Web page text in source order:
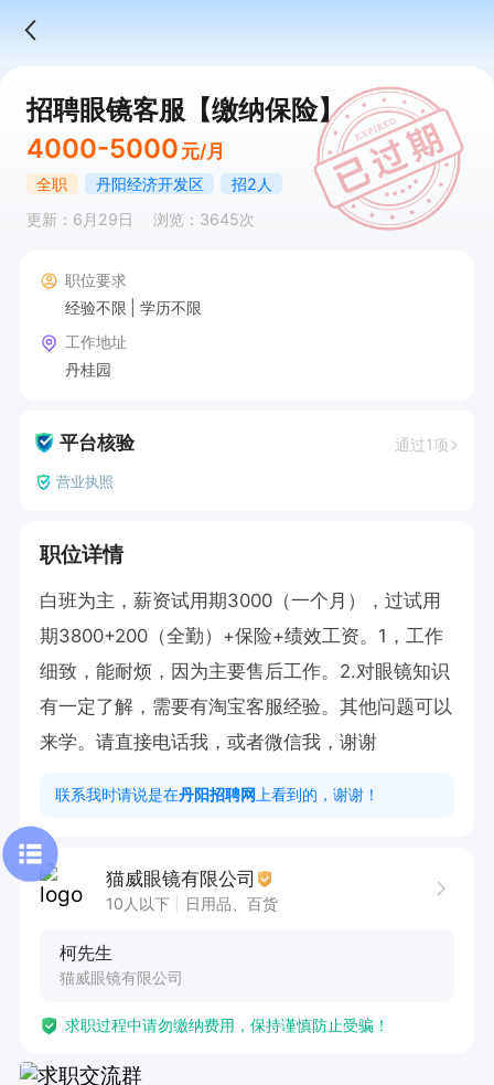
招聘眼镜客服【缴纳保险】
4000-5000 元/月
全职 丹阳经济开发区
招2人
更新：6月29日
浏览：3645次
职位要求
经验不限
学历不限
工作地址
丹桂园
平台核验 通过1项
营业执照
职位详情
白班为主，薪资试用期3000（一个月），过试用
期3800+200（全勤）+保险+绩效工资。1，工作
细致，能耐烦，因为主要售后工作。2.对眼镜知识
有一定了解，需要有淘宝客服经验。其他问题可以
来学。请直接电话我，或者微信我，谢谢
联系我时请说是在丹阳招聘网 上看到的，谢谢！
猫威眼镜有限公司
10人以下 日用品、百货
柯先生
猫威眼镜有限公司
求职过程中请勿缴纳费用，保持谨慎防止受骗！